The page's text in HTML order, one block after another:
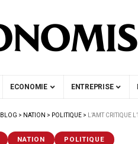
ECONOMIE ENTREPRISE
BLOG > NATION > POLITIQUE > L’AMT CRITIQUE
NATION POLITIQUE